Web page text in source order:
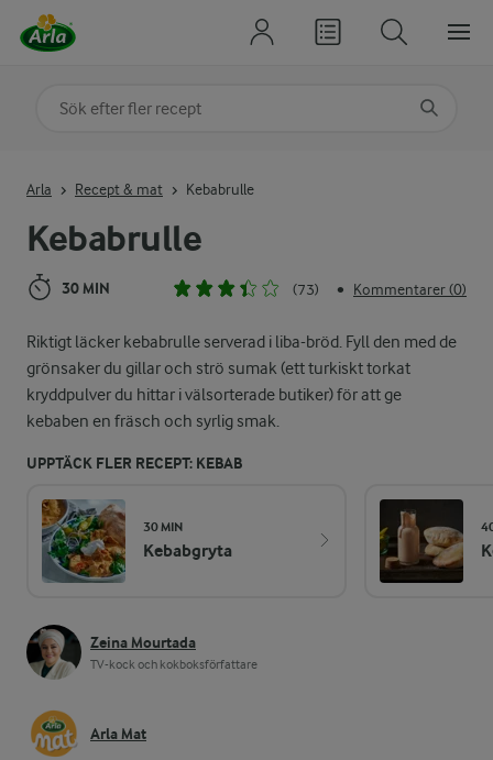
Kebabrulle
30 MIN (73) • Kommentarer (0)
Riktigt läcker kebabrulle serverad i liba-bröd. Fyll den med de
grönsaker du gillar och strö sumak (ett turkiskt torkat
kryddpulver du hittar i välsorterade butiker) för att ge
kebaben en fräsch och syrlig smak.
UPPTÄCK FLER RECEPT: KEBAB
30 MIN
Kebabgryta
Zeina Mourtada
TV-kock och kokboksförfattare
Arla Mat
Arla Recept & mat Kebabrulle
Sök på kategori eller ingrediens